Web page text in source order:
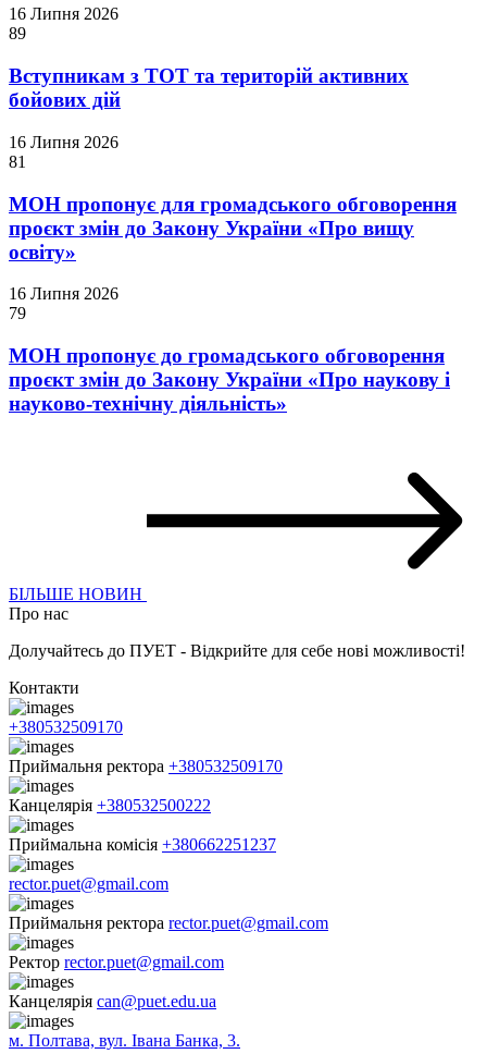
16 Липня 2026
89
Вступникам з ТОТ та територій активних
бойових дій
16 Липня 2026
81
МОН пропонує для громадського обговорення
проєкт змін до Закону України «Про вищу
освіту»
16 Липня 2026
79
МОН пропонує до громадського обговорення
проєкт змін до Закону України «Про наукову і
науково-технічну діяльність»
БІЛЬШЕ НОВИН
Про нас
Долучайтесь до ПУЕТ - Відкрийте для себе нові можливості!
Контакти
+380532509170
Приймальня ректора +380532509170
Канцелярія +380532500222
Приймальна комісія +380662251237
rector.puet@gmail.com
Приймальня ректора rector.puet@gmail.com
Ректор rector.puet@gmail.com
Канцелярія can@puet.edu.ua
м. Полтава, вул. Івана Банка, 3.